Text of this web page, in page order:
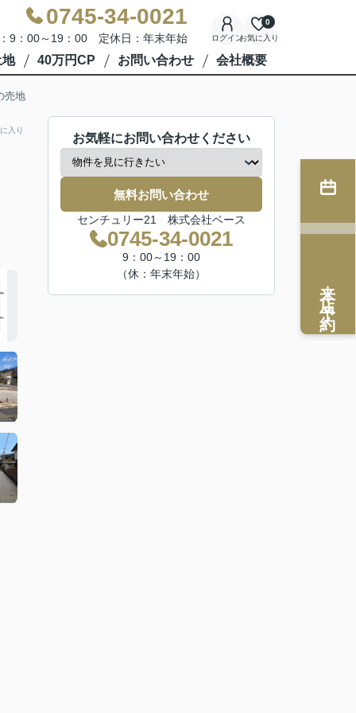
0745-34-0021
9：00～19：00 定休日：年末年始 ログインお気に入り
0
40万円CP お問い合わせ 会社概要
売地
入り
お気軽にお問い合わせください
無料お問い合わせ
センチュリー21 株式会社ベース
0745-34-0021
9：00～19：00
（休：年末年始）
来店予約